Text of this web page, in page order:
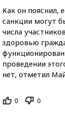
Как он пояснил,
санкции могут
числа
здоровью
проведении
нет, отметил
0 0